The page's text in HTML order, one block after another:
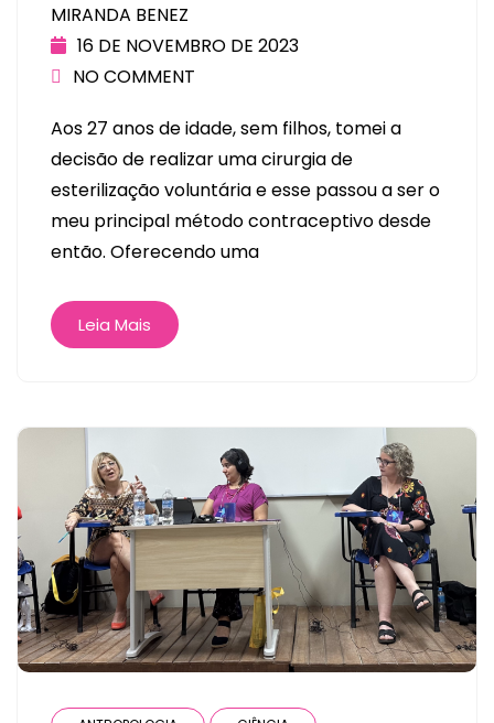
MIRANDA BENEZ
16 DE NOVEMBRO DE 2023
NO COMMENT
Aos 27 anos de idade, sem filhos, tomei a
decisão de realizar uma cirurgia de
esterilização voluntária e esse passou a ser o
meu principal método contraceptivo desde
então. Oferecendo uma
Leia Mais